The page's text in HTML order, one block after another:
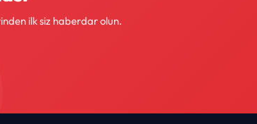
ilk siz haberdar olun.